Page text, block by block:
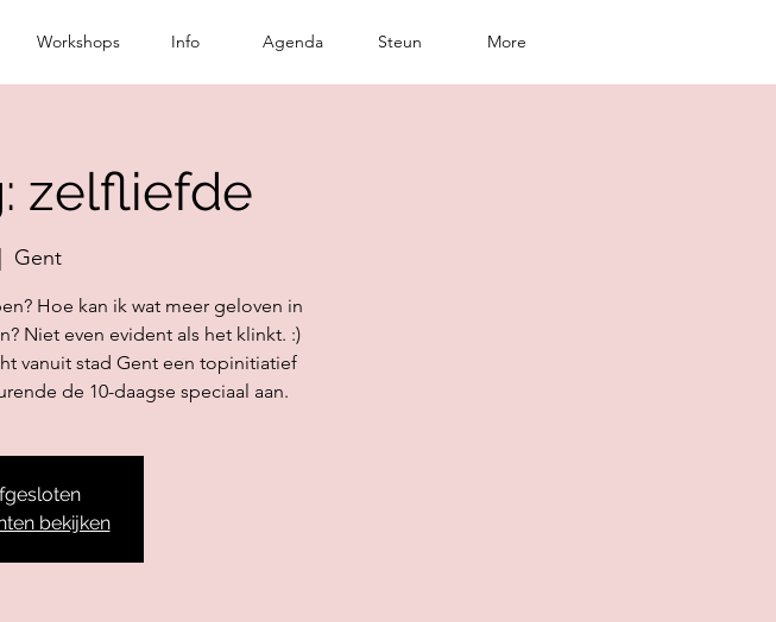
Workshops Info Agenda Steun More
zelfliefde
Gent
Hoe kan ik wat meer geloven in
Niet even evident als het klinkt. :)
vanuit stad Gent een topinitiatief
de 10-daagse speciaal aan.
bekijken